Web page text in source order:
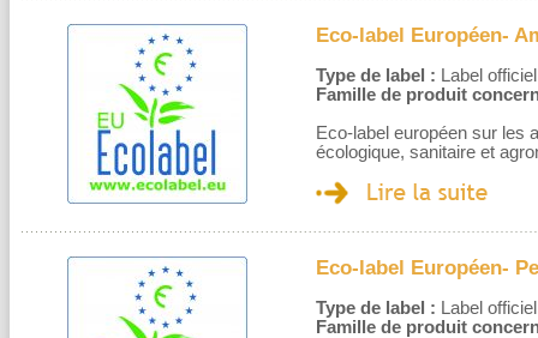
Eco-label Européen-
Type de label : Label officiel
Famille de produit
Eco-label européen sur les
écologique, sanitaire et
Eco-label Européen-
Type de label : Label officiel
Famille de produit